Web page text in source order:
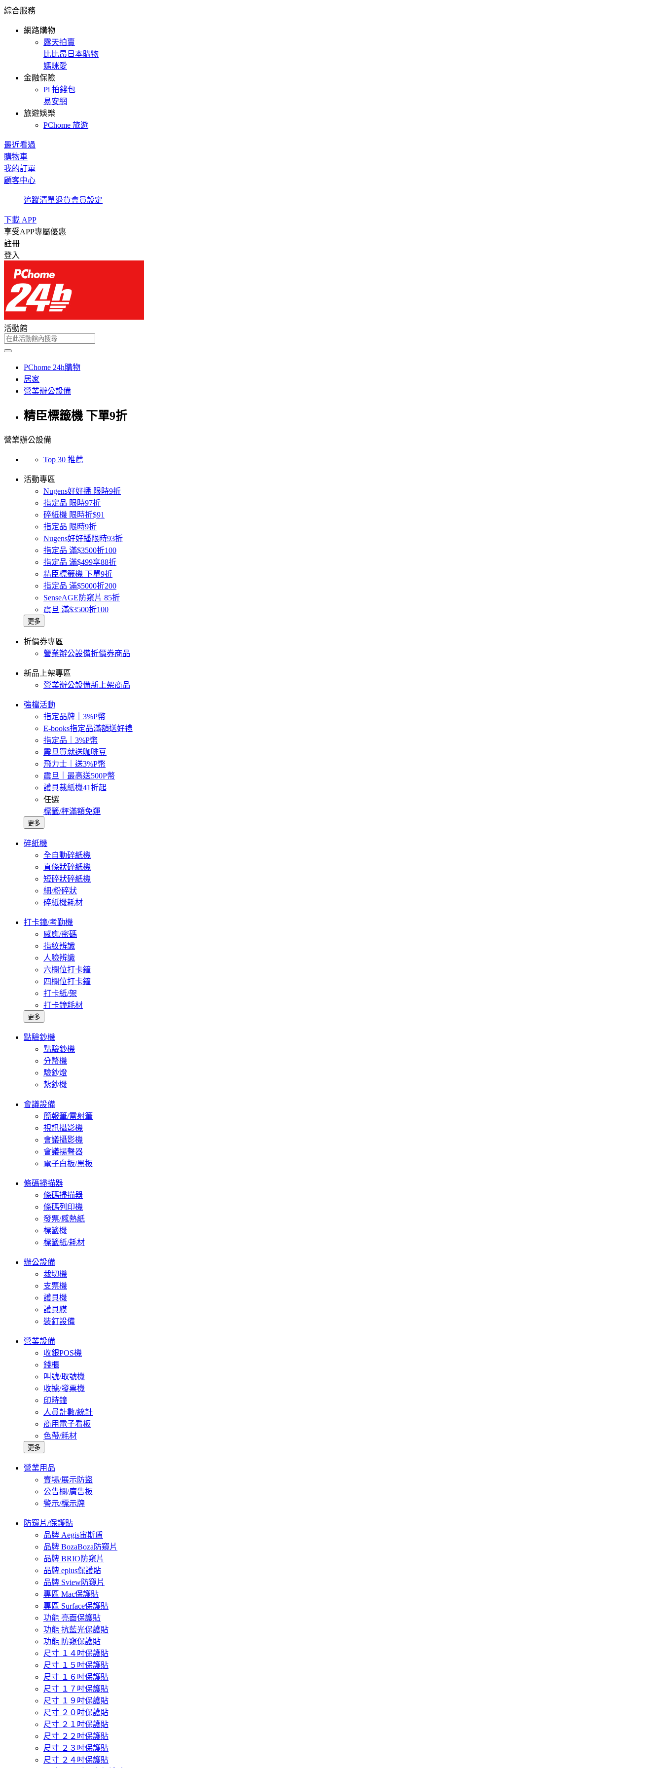
綜合服務
網路購物
露天拍賣
比比昂日本購物
媽咪愛
金融保險
Pi 拍錢包
易安網
旅遊娛樂
PChome 旅遊
最近看過
購物車
我的訂單
顧客中心
追蹤清單退貨會員設定
下載 APP
享受APP專屬優惠
註冊
登入
活動館
PChome 24h購物
居家
營業辦公設備
精臣標籤機 下單9折
營業辦公設備
Top 30 推薦
活動專區
Nugens好好播 限時9折
指定品 限時97折
碎紙機 限時折$91
指定品 限時9折
Nugens好好播限時93折
指定品 滿$3500折100
指定品 滿$499享88折
精臣標籤機 下單9折
指定品 滿$5000折200
SenseAGE防窺片 85折
震旦 滿$3500折100
更多
折價券專區
營業辦公設備折價券商品
新品上架專區
營業辦公設備新上架商品
強檔活動
指定品牌｜3%P幣
E-books指定品滿額送好禮
指定品｜3%P幣
震旦買就送咖啡豆
飛力士｜送3%P幣
震旦｜最高送500P幣
護貝裁紙機41折起
任選
標籤/秤滿額免運
更多
碎紙機
全自動碎紙機
直條狀碎紙機
短碎狀碎紙機
細/粉碎狀
碎紙機耗材
打卡鐘/考勤機
感應/密碼
指紋辨識
人臉辨識
六欄位打卡鐘
四欄位打卡鐘
打卡紙/架
打卡鐘耗材
更多
點驗鈔機
點驗鈔機
分幣機
驗鈔燈
紮鈔機
會議設備
簡報筆/雷射筆
視訊攝影機
會議攝影機
會議揚聲器
電子白板/黑板
條碼掃描器
條碼掃描器
條碼列印機
發票/感熱紙
標籤機
標籤紙/耗材
辦公設備
裁切機
支票機
護貝機
護貝膜
裝釘設備
營業設備
收銀POS機
錢櫃
叫號/取號機
收據/發票機
印時鐘
人員計數/統計
商用電子看板
色帶/耗材
更多
營業用品
賣場/展示防盜
公告欄/廣告板
警示/標示牌
防窺片/保護貼
品牌 Aegis宙斯盾
品牌 BozaBoza防窺片
品牌 BRIO防窺片
品牌 eplus保護貼
品牌 Sview防窺片
專區 Mac保護貼
專區 Surface保護貼
功能 亮面保護貼
功能 抗藍光保護貼
功能 防窺保護貼
尺寸 １４吋保護貼
尺寸 １５吋保護貼
尺寸 １６吋保護貼
尺寸 １７吋保護貼
尺寸 １９吋保護貼
尺寸 ２０吋保護貼
尺寸 ２１吋保護貼
尺寸 ２２吋保護貼
尺寸 ２３吋保護貼
尺寸 ２４吋保護貼